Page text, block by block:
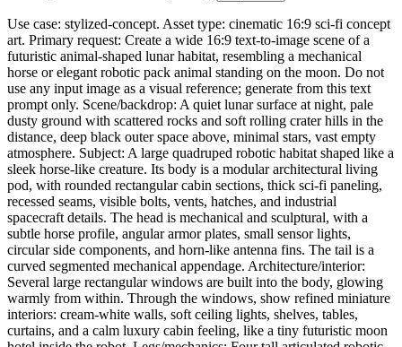
Use case: stylized-concept. Asset type: cinematic 16:9 sci-fi concept
art. Primary request: Create a wide 16:9 text-to-image scene of a
futuristic animal-shaped lunar habitat, resembling a mechanical
horse or elegant robotic pack animal standing on the moon. Do not
use any input image as a visual reference; generate from this text
prompt only. Scene/backdrop: A quiet lunar surface at night, pale
dusty ground with scattered rocks and soft rolling crater hills in the
distance, deep black outer space above, minimal stars, vast empty
atmosphere. Subject: A large quadruped robotic habitat shaped like a
sleek horse-like creature. Its body is a modular architectural living
pod, with rounded rectangular cabin sections, thick sci-fi paneling,
recessed seams, visible bolts, vents, hatches, and industrial
spacecraft details. The head is mechanical and sculptural, with a
subtle horse profile, angular armor plates, small sensor lights,
circular side components, and horn-like antenna fins. The tail is a
curved segmented mechanical appendage. Architecture/interior:
Several large rectangular windows are built into the body, glowing
warmly from within. Through the windows, show refined miniature
interiors: cream-white walls, soft ceiling lights, shelves, tables,
curtains, and a calm luxury cabin feeling, like a tiny futuristic moon